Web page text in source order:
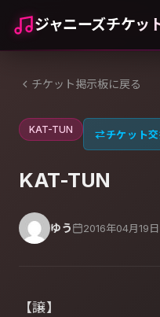
ジャニーズチケッ
チケット掲示板に戻る
KAT-TUN ⇄チケット
KAT-TUN
ゆう 2016年04月19日
【譲】